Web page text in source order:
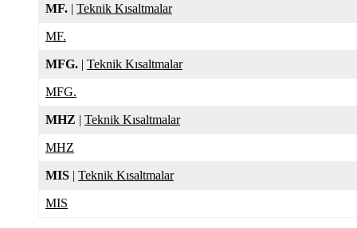
MF. | Teknik Kısaltmalar
MF.
MFG. | Teknik Kısaltmalar
MFG.
MHZ | Teknik Kısaltmalar
MHZ
MIS | Teknik Kısaltmalar
MIS